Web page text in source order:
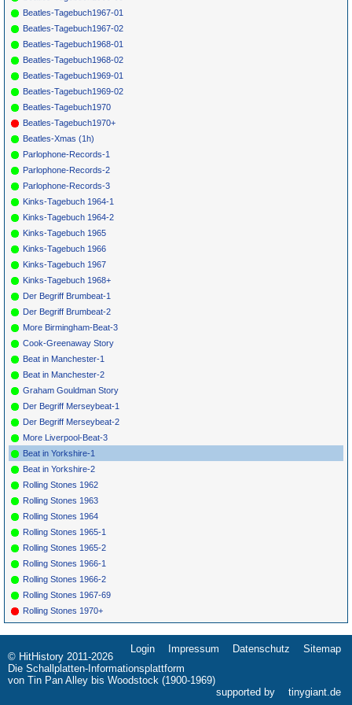
* Dave Berry
* 074 Animals
We'Ve Gotta
This Place
Beatles-Tagebuch1967-01
Beatles-Tagebuch1967-02
Beatles-Tagebuch1968-01
Beatles-Tagebuch1968-02
Beatles-Tagebuch1969-01
Beatles-Tagebuch1969-02
Beatles-Tagebuch1970
Beatles-Tagebuch1970+
Beatles-Xmas (1h)
Parlophone-Records-1
Parlophone-Records-2
Parlophone-Records-3
Kinks-Tagebuch 1964-1
Kinks-Tagebuch 1964-2
Kinks-Tagebuch 1965
Kinks-Tagebuch 1966
Kinks-Tagebuch 1967
Kinks-Tagebuch 1968+
Der Begriff Brumbeat-1
Der Begriff Brumbeat-2
More Birmingham-Beat-3
Cook-Greenaway Story
Beat in Manchester-1
Beat in Manchester-2
Graham Gouldman Story
Der Begriff Merseybeat-1
Der Begriff Merseybeat-2
More Liverpool-Beat-3
Beat in Yorkshire-1
Beat in Yorkshire-2
Rolling Stones 1962
Rolling Stones 1963
Rolling Stones 1964
Rolling Stones 1965-1
Rolling Stones 1965-2
Rolling Stones 1966-1
Rolling Stones 1966-2
Rolling Stones 1967-69
Rolling Stones 1970+
Navigation
überspringen
Login Impressum Datenschutz Sitemap
© HitHistory 2011-2026
Die Schallplatten-Informationsplattform
von Tin Pan Alley bis Woodstock (1900-1969)
supported by
tinygiant.de